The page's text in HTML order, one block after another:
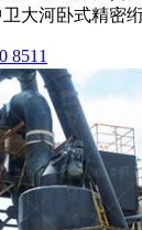
大河卧式精密
8511